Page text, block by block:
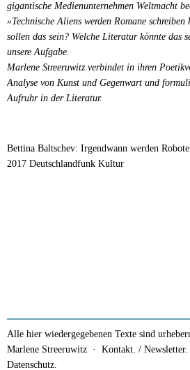
gigantische Medienunternehmen Weltmacht
»Technische Aliens werden Romane schreiben
sollen das sein? Welche Literatur könnte das
unsere Aufgabe.
Marlene Streeruwitz verbindet in ihren
Analyse von Kunst und Gegenwart und
Aufruhr in der Literatur.
Bettina Baltschev: Irgendwann werden
2017 Deutschlandfunk Kultur
Alle hier wiedergegebenen Texte sind
Marlene Streeruwitz · Kontakt. / Newsletter.
Datenschutz.